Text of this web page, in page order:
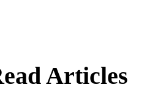
Articles